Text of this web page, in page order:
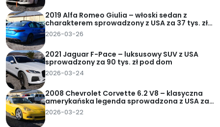
2019 Alfa Romeo Giulia – włoski sedan z
charakterem sprowadzony z USA za 37 tys. zł
pod dom
2026-03-26
2021 Jaguar F-Pace – luksusowy SUV z USA
sprowadzony za 90 tys. zł pod dom
2026-03-24
2008 Chevrolet Corvette 6.2 V8 – klasyczna
amerykańska legenda sprowadzona z USA za
62 tys. zł pod dom
2026-03-22